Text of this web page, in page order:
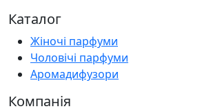
Каталог
Жіночі парфуми
Чоловічі парфуми
Аромадифузори
Компанія